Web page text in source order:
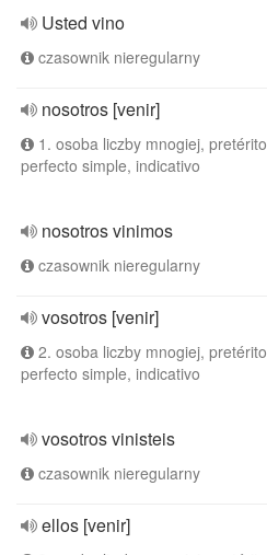
Usted vino
czasownik nieregularny
nosotros [venir]
1. osoba liczby mnogiej, pretérito
perfecto simple, indicativo
nosotros vinimos
czasownik nieregularny
vosotros [venir]
2. osoba liczby mnogiej, pretérito
perfecto simple, indicativo
vosotros vinisteis
czasownik nieregularny
ellos [venir]